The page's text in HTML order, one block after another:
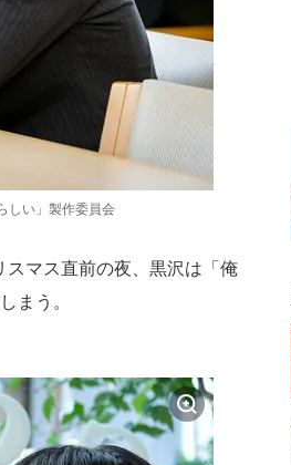
しい」製作委員会
マス直前の夜、黒沢は「俺
まう。